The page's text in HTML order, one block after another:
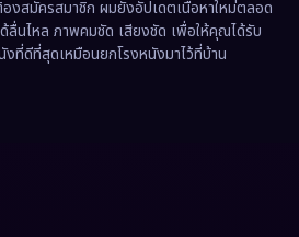
(57)
งสมัครสมาชิก ผมยังอัปเดตเนื้อหาใหม่ตลอด
ลื่นไหล ภาพคมชัด เสียงชัด เพื่อให้คุณได้รับ
ที่ดีที่สุดเหมือนยกโรงหนังมาไว้ที่บ้าน